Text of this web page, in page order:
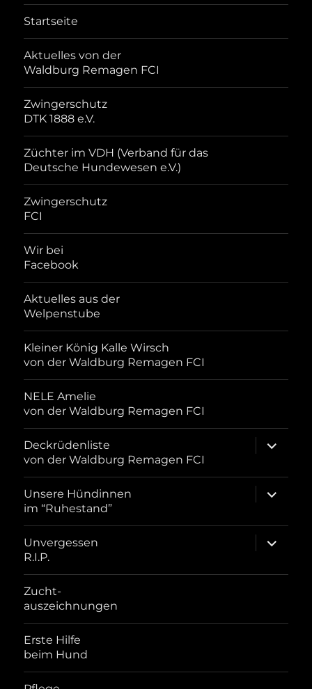
Startseite
Aktuelles von der
Waldburg Remagen FCI
Zwingerschutz
DTK 1888 e.V.
Züchter im VDH (Verband für das
Deutsche Hundewesen e.V.)
Zwingerschutz
FCI
Wir bei
Facebook
Aktuelles aus der
Welpenstube
Kleiner König Kalle Wirsch
von der Waldburg Remagen FCI
NELE Amelie
von der Waldburg Remagen FCI
Deckrüdenliste
von der Waldburg Remagen FCI
öffnen
Unsere Hündinnen
im “Ruhestand”
öffnen
Unvergessen
R.I.P.
öffnen
Zucht-
auszeichnungen
Erste Hilfe
beim Hund